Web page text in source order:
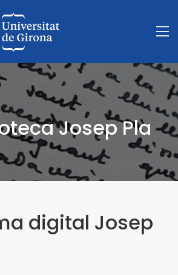
Josep Pla
digital Josep